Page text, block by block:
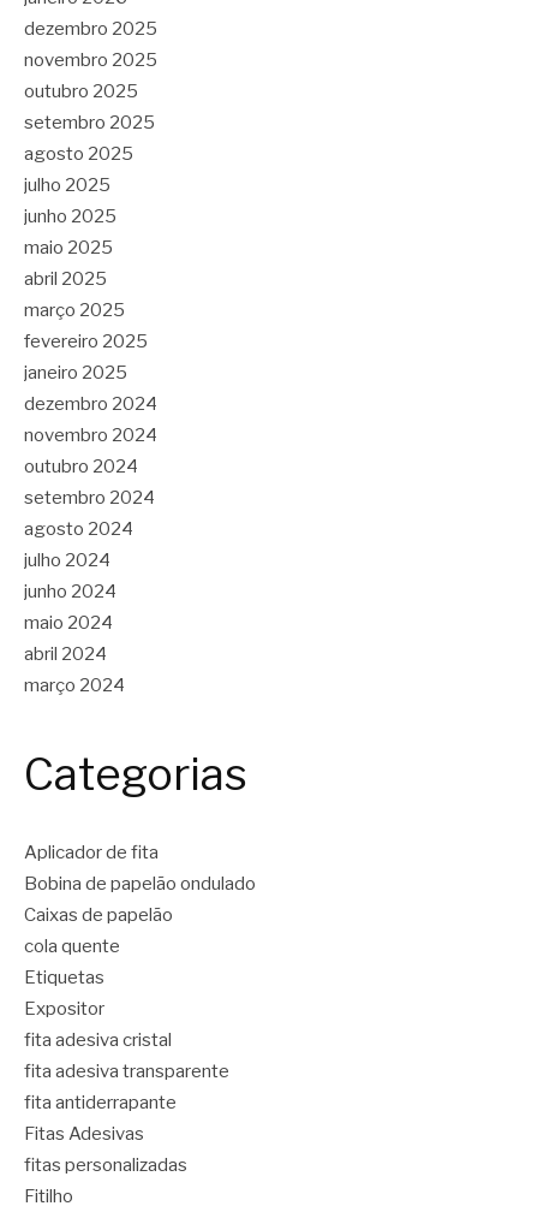
dezembro 2025
novembro 2025
outubro 2025
setembro 2025
agosto 2025
julho 2025
junho 2025
maio 2025
abril 2025
março 2025
fevereiro 2025
janeiro 2025
dezembro 2024
novembro 2024
outubro 2024
setembro 2024
agosto 2024
julho 2024
junho 2024
maio 2024
abril 2024
março 2024
Categorias
Aplicador de fita
Bobina de papelão ondulado
Caixas de papelão
cola quente
Etiquetas
Expositor
fita adesiva cristal
fita adesiva transparente
fita antiderrapante
Fitas Adesivas
fitas personalizadas
Fitilho